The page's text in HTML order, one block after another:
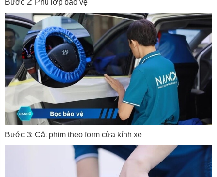
Bước 2: Phủ lớp bảo vệ
Bước 3: Cắt phim theo form cửa kính xe